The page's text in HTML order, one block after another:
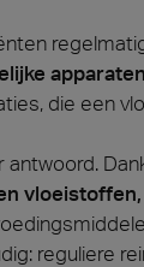
apparaten
die een
reguliere